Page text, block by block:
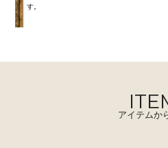
す。
アイテムか